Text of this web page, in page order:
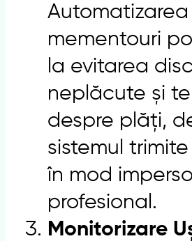
mementouri
la evitarea
neplăcute și
despre plăți,
sistemul
în mod
profesional.
Monitorizare